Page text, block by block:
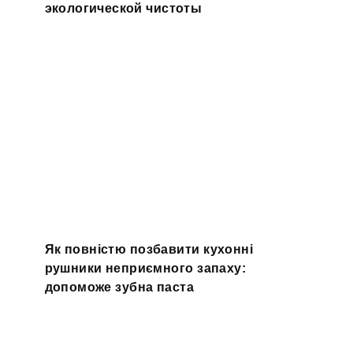
экологической чистоты
Як повністю позбавити кухонні
рушники неприємного запаху:
допоможе зубна паста